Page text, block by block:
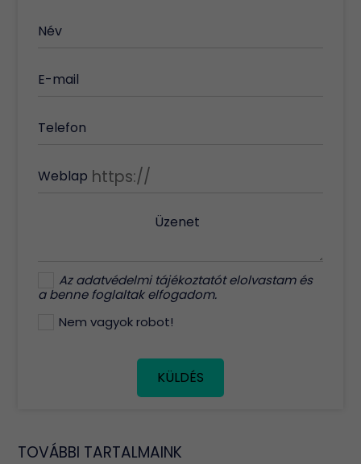
Név
E-mail
Telefon
Weblap
Üzenet
Azadatvédelmi tájékoztatótelolvastam és
a benne foglaltak elfogadom.
Nem vagyok robot!
KÜLDÉS
TOVÁBBI TARTALMAINK